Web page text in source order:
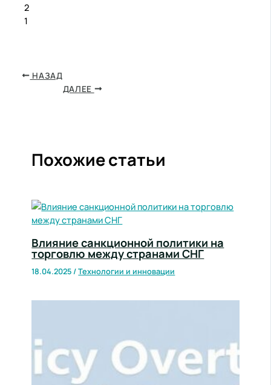
2
1
НАЗАД
ДАЛЕЕ
Похожие статьи
Влияние санкционной политики на
торговлю между странами СНГ
18.04.2025/Технологии и инновации